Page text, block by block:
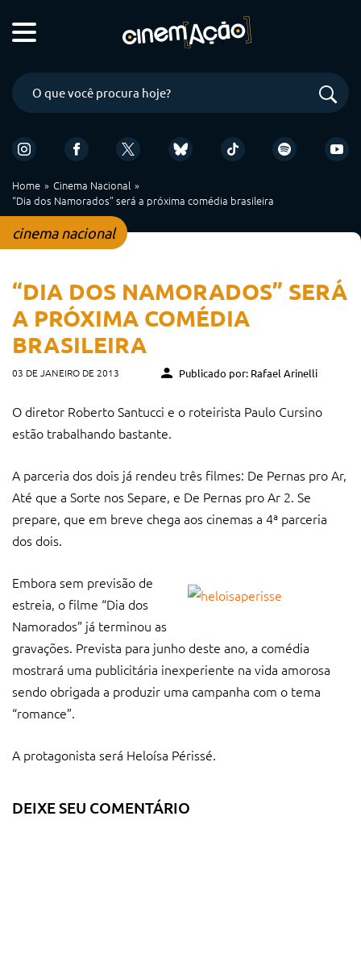
Home
Cinema Nacional
“Dia dos Namorados” será a próxima comédia brasileira
cinema nacional
“DIA DOS NAMORADOS” SERÁ
A PRÓXIMA COMÉDIA
BRASILEIRA
03 DE JANEIRO DE 2013 Publicado por: Rafael Arinelli
O diretor Roberto Santucci e o roteirista Paulo Cursino
estão trabalhando bastante.
A parceria dos dois já rendeu três filmes: De Pernas pro Ar,
Até que a Sorte nos Separe, e De Pernas pro Ar 2. Se
prepare, que em breve chega aos cinemas a 4ª parceria
dos dois.
Embora sem previsão de
estreia, o filme “Dia dos
Namorados” já terminou as
gravações. Prevista para junho deste ano, a comédia
mostrará uma publicitária inexperiente na vida amorosa
sendo obrigada a produzir uma campanha com o tema
“romance”.
A protagonista será Heloísa Périssé.
DEIXE SEU COMENTÁRIO